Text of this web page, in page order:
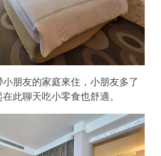
朋友的家庭來住，小朋友多了
此聊天吃小零食也舒適。